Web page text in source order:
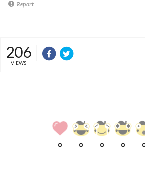
Report
206
VIEWS
0 0 0 0